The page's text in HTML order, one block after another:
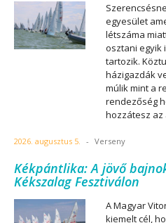
egyesület
létszáma
osztani egyik
tartozik.
házigazdák
múlik mint a
rendezőség
hozzátesz az
2026. augusztus 5. - Verseny
Kékpántlika: A jövő
Kékszalag Fesztiválon
A Magyar
kiemelt cél,